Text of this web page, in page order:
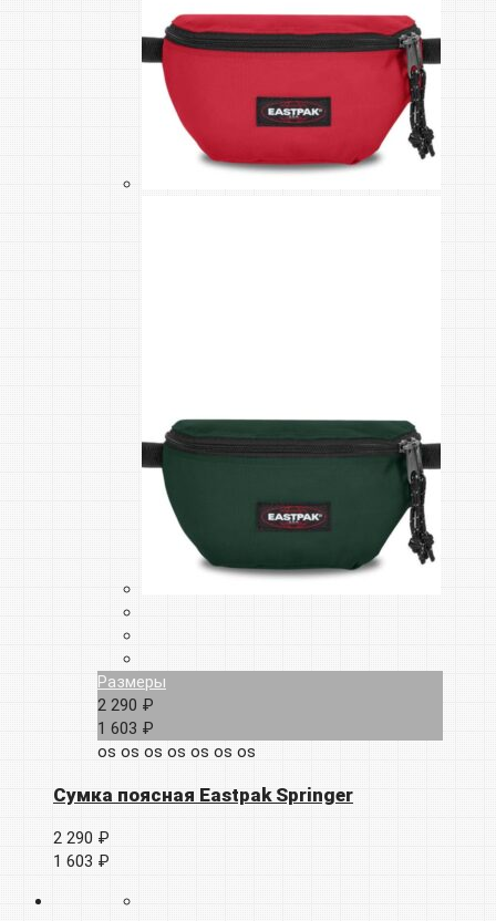
Размеры
2 290 ₽
1 603 ₽
os os os os os os os
Сумка поясная Eastpak Springer
2 290 ₽
1 603 ₽